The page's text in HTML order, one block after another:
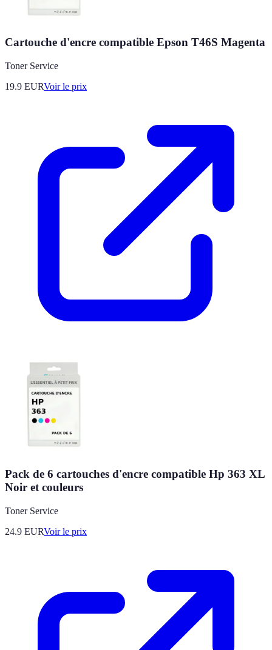
Cartouche d'encre compatible Epson T46S Magenta
Toner Service
19.9 EURVoir le prix
Pack de 6 cartouches d'encre compatible Hp 363 XL
Noir et couleurs
Toner Service
24.9 EURVoir le prix